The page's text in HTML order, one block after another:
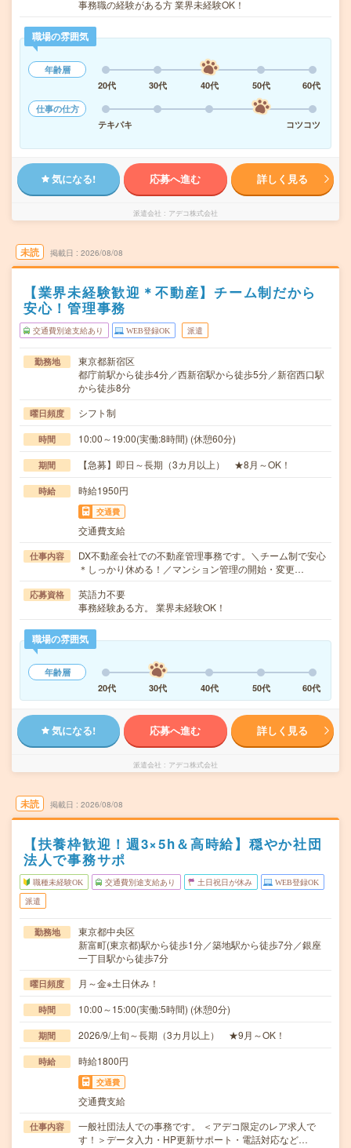
事務職の経験がある方 業界未経験OK！
職場の雰囲気
年齢層
20代
30代 40代 50代
60代
仕事の仕方
テキパキ
コツコツ
気になる! 応募へ進む 詳しく見る
派遣会社 アデコ株式会社
未読 掲載日 2026/08/08
【業界未経験歓迎＊不動産】チーム制だから
安心！管理事務
交通費別途支給あり WEB登録OK 派遣
勤務地
東京都新宿区
都庁前駅から徒歩4分／西新宿駅から徒歩5分／新宿西口駅
から徒歩8分
曜日頻度 シフト制
時間 10:00～19:00(実働:8時間) (休憩60分)
期間 【急募】即日～長期（3カ月以上） ★8月～OK！
時給 時給1950円
交通費
交通費支給
仕事内容
DX不動産会社での不動産管理事務です。＼チーム制で安心
＊しっかり休める！／マンション管理の開始・変更…
応募資格
英語力不要
事務経験ある方。 業界未経験OK！
職場の雰囲気
年齢層
20代
30代 40代 50代 60代
気になる! 応募へ進む 詳しく見る
派遣会社 アデコ株式会社
未読 掲載日 2026/08/08
【扶養枠歓迎！週3×5h＆高時給】穏やか社団
法人で事務サポ
職種未経験OK 交通費別途支給あり 土日祝日が休み WEB登録OK
派遣
勤務地
東京都中央区
新富町(東京都)駅から徒歩1分／築地駅から徒歩7分／銀座
一丁目駅から徒歩7分
曜日頻度 月～金※土日休み！
時間 10:00～15:00(実働:5時間) (休憩0分)
期間 2026/9/上旬～長期（3カ月以上） ★9月～OK！
時給 時給1800円
交通費
交通費支給
仕事内容
一般社団法人での事務です。 ＜アデコ限定のレア求人で
す！＞データ入力・HP更新サポート・電話対応など…